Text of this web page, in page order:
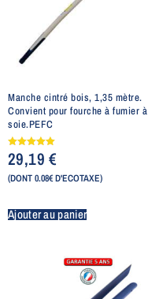
Manche cintré bois, 1,35 mètre.
Convient pour fourche à fumier à
soie.PEFC
Note
5.00
29,19€
(DONT 0.08€ D'ECOTAXE)
Ajouter au panier